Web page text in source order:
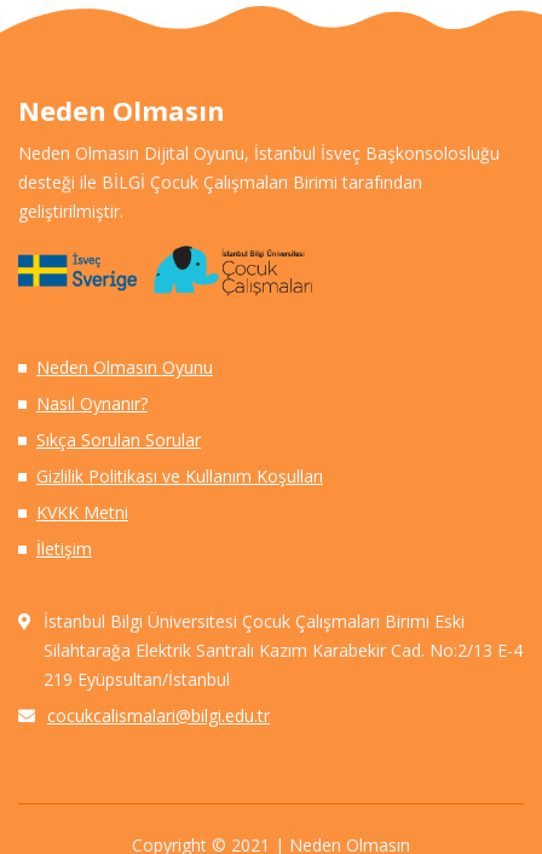
Neden Olmasın
Neden Olmasın Dijital Oyunu, İstanbul İsveç Başkonsolosluğu
desteği ile BİLGİ Çocuk Çalışmaları Birimi tarafından
geliştirilmiştir.
Neden Olmasın Oyunu
Nasıl Oynanır?
Sıkça Sorulan Sorular
Gizlilik Politikası ve Kullanım Koşulları
KVKK Metni
İletişim
İstanbul Bilgi Üniversitesi Çocuk Çalışmaları Birimi Eski
Silahtarağa Elektrik Santralı Kazım Karabekir Cad. No:2/13 E-4
219 Eyüpsultan/İstanbul
cocukcalismalari@bilgi.edu.tr
Copyright © 2021 | Neden Olmasın